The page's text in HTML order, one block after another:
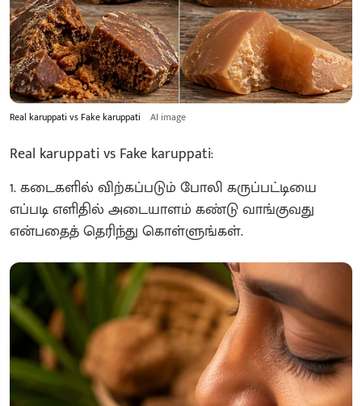
Real karuppati vs Fake karuppati AI image
Real karuppati vs Fake karuppati:
1. கடைகளில் விற்கப்படும் போலி கருப்பட்டியை
எப்படி எளிதில் அடையாளம் கண்டு வாங்குவது
என்பதைத் தெரிந்து கொள்ளுங்கள்.